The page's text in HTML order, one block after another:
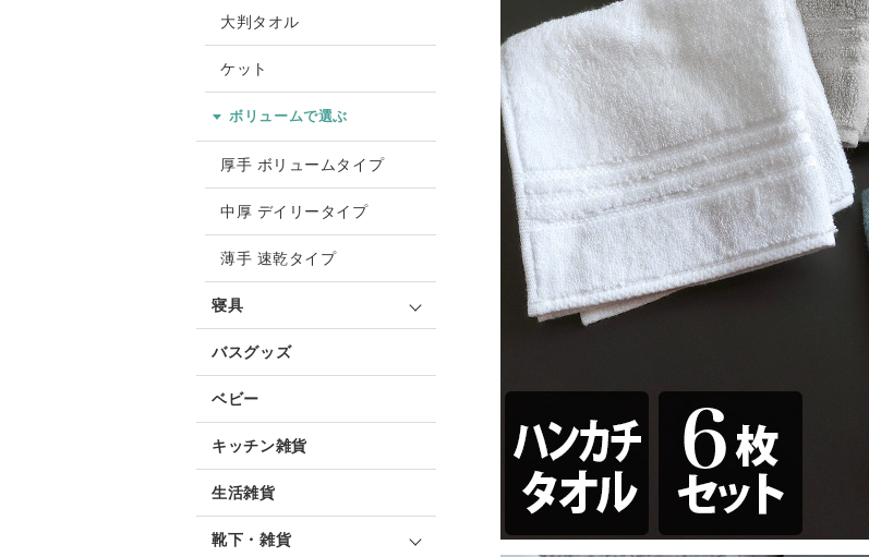
大判タオル
ケット
ボリュームで選ぶ
厚手 ボリュームタイプ
中厚 デイリータイプ
薄手 速乾タイプ
寝具
バスグッズ
ベビー
キッチン雑貨
生活雑貨
靴下・雑貨